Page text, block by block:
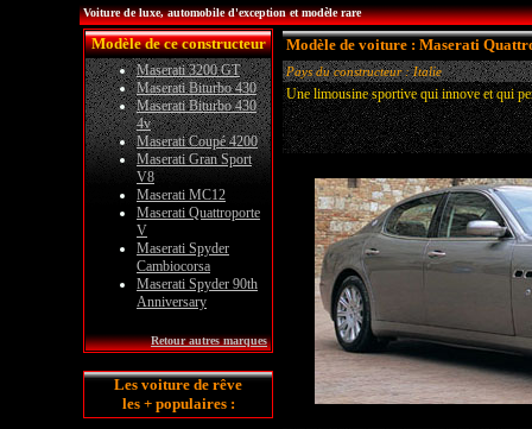
Voiture de luxe, automobile d'exception et modèle rare
Modèle de ce constructeur
Maserati 3200 GT
Maserati Biturbo 430
Maserati Biturbo 430
4v
Maserati Coupé 4200
Maserati Gran Sport
V8
Maserati MC12
Maserati Quattroporte
V
Maserati Spyder
Cambiocorsa
Maserati Spyder 90th
Anniversary
Retour autres marques
Les voiture de rêve
les + populaires :
Modèle de voiture : Maserati
Pays du constructeur : Italie
Une limousine sportive qui innove et qui